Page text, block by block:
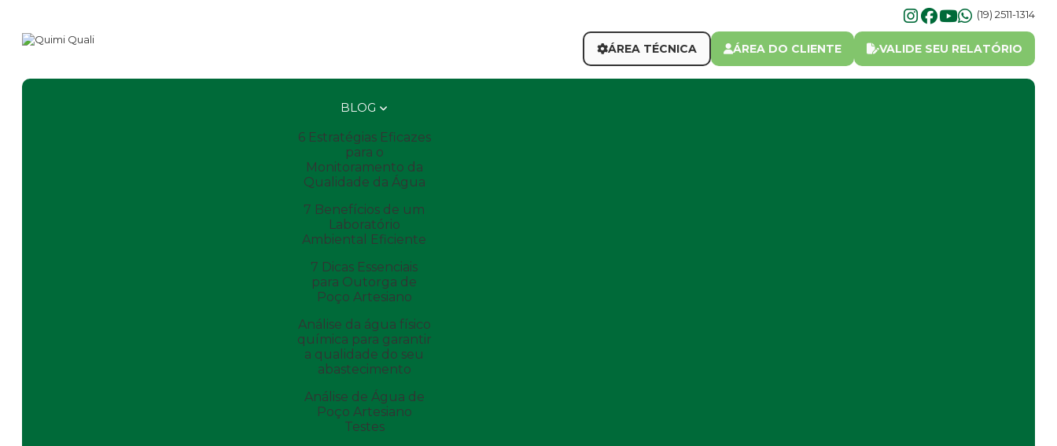
(19) 2511-1314
ÁREA TÉCNICA ÁREA DO CLIENTE VALIDE SEU RELATÓRIO
BLOG
6 Estratégias Eficazes
para o
Monitoramento da
Qualidade da Água
7 Benefícios de um
Laboratório
Ambiental Eficiente
7 Dicas Essenciais
para Outorga de
Poço Artesiano
Análise da água físico
química para garantir
a qualidade do seu
abastecimento
Análise de Água de
Poço Artesiano
Testes